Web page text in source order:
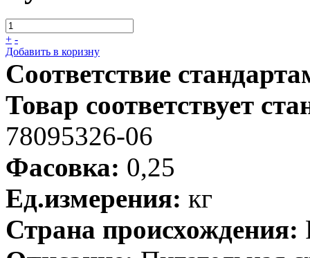
+ -
Добавить в коризну
Соответствие
Товар соответствует
78095326-06
Фасовка: 0,25
Ед.измерения: кг
Страна происхождения: